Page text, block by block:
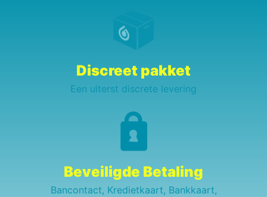
Discreet pakket
Een uiterst discrete levering
Beveiligde Betaling
Bancontact, Kredietkaart, Bankkaart,